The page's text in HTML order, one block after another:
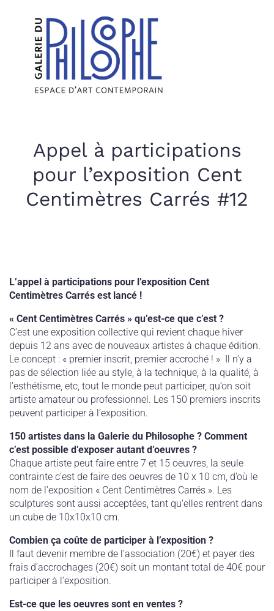
Appel à participations
pour l’exposition Cent
Centimètres Carrés #12
L’appel à participations pour l’exposition Cent
Centimètres Carrés est lancé !
« Cent Centimètres Carrés » qu’est-ce que c’est ?
C’est une exposition collective qui revient chaque hiver
depuis 12 ans avec de nouveaux artistes à chaque édition.
Le concept : « premier inscrit, premier accroché ! » Il n’y a
pas de sélection liée au style, à la technique, à la qualité, à
l’esthétisme, etc, tout le monde peut participer, qu’on soit
artiste amateur ou professionnel. Les 150 premiers inscrits
peuvent participer à l’exposition.
150 artistes dans la Galerie du Philosophe ? Comment
c’est possible d’exposer autant d’oeuvres ?
Chaque artiste peut faire entre 7 et 15 oeuvres, la seule
contrainte c’est de faire des oeuvres de 10 x 10 cm, d’où le
nom de l’exposition « Cent Centimètres Carrés ». Les
sculptures sont aussi acceptées, tant qu’elles rentrent dans
un cube de 10x10x10 cm.
Combien ça coûte de participer à l’exposition ?
Il faut devenir membre de l’association (20€) et payer des
frais d’accrochages (20€) soit un montant total de 40€ pour
participer à l’exposition.
Est-ce que les oeuvres sont en ventes ?